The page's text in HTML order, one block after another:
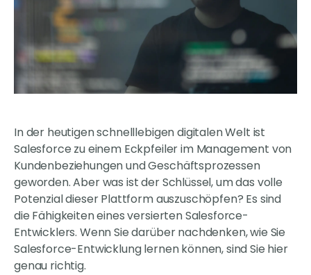
In der heutigen schnelllebigen digitalen Welt ist
Salesforce zu einem Eckpfeiler im Management von
Kundenbeziehungen und Geschäftsprozessen
geworden. Aber was ist der Schlüssel, um das volle
Potenzial dieser Plattform auszuschöpfen? Es sind
die Fähigkeiten eines versierten Salesforce-
Entwicklers. Wenn Sie darüber nachdenken, wie Sie
Salesforce-Entwicklung lernen können, sind Sie hier
genau richtig.